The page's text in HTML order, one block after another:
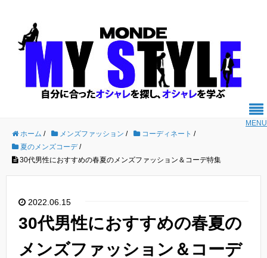
MENU
ホーム / メンズファッション / コーディネート /
夏のメンズコーデ/
30代男性におすすめの春夏のメンズファッション＆コーデ特集
2022.06.15
30代男性におすすめの春夏の
メンズファッション＆コーデ